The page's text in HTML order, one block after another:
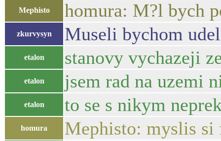
Mephisto homura: M?l bych
zkurvysyn Museli bychom
etalon stanovy vychazeji
etalon jsem rad na uzemi
etalon to se s nikym
homura Mephisto: myslis si